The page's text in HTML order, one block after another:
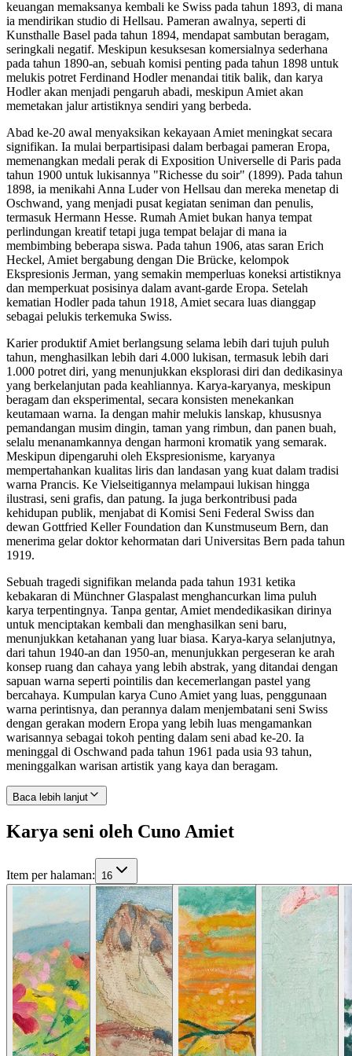
keuangan memaksanya kembali ke Swiss pada tahun 1893, di mana
ia mendirikan studio di Hellsau. Pameran awalnya, seperti di
Kunsthalle Basel pada tahun 1894, mendapat sambutan beragam,
seringkali negatif. Meskipun kesuksesan komersialnya sederhana
pada tahun 1890-an, sebuah komisi penting pada tahun 1898 untuk
melukis potret Ferdinand Hodler menandai titik balik, dan karya
Hodler akan menjadi pengaruh abadi, meskipun Amiet akan
memetakan jalur artistiknya sendiri yang berbeda.
Abad ke-20 awal menyaksikan kekayaan Amiet meningkat secara
signifikan. Ia mulai berpartisipasi dalam berbagai pameran Eropa,
memenangkan medali perak di Exposition Universelle di Paris pada
tahun 1900 untuk lukisannya "Richesse du soir" (1899). Pada tahun
1898, ia menikahi Anna Luder von Hellsau dan mereka menetap di
Oschwand, yang menjadi pusat kegiatan seniman dan penulis,
termasuk Hermann Hesse. Rumah Amiet bukan hanya tempat
perlindungan kreatif tetapi juga tempat belajar di mana ia
membimbing beberapa siswa. Pada tahun 1906, atas saran Erich
Heckel, Amiet bergabung dengan Die Brücke, kelompok
Ekspresionis Jerman, yang semakin memperluas koneksi artistiknya
dan memperkuat posisinya dalam avant-garde Eropa. Setelah
kematian Hodler pada tahun 1918, Amiet secara luas dianggap
sebagai pelukis terkemuka Swiss.
Karier produktif Amiet berlangsung selama lebih dari tujuh puluh
tahun, menghasilkan lebih dari 4.000 lukisan, termasuk lebih dari
1.000 potret diri, yang menunjukkan eksplorasi diri dan dedikasinya
yang berkelanjutan pada keahliannya. Karya-karyanya, meskipun
beragam dan eksperimental, secara konsisten menekankan
keutamaan warna. Ia dengan mahir melukis lanskap, khususnya
pemandangan musim dingin, taman yang rimbun, dan panen buah,
selalu menanamkannya dengan harmoni kromatik yang semarak.
Meskipun dipengaruhi oleh Ekspresionisme, karyanya
mempertahankan kualitas liris dan landasan yang kuat dalam tradisi
warna Prancis. Ke Vielseitigannya melampaui lukisan hingga
ilustrasi, seni grafis, dan patung. Ia juga berkontribusi pada
kehidupan publik, menjabat di Komisi Seni Federal Swiss dan
dewan Gottfried Keller Foundation dan Kunstmuseum Bern, dan
menerima gelar doktor kehormatan dari Universitas Bern pada tahun
1919.
Sebuah tragedi signifikan melanda pada tahun 1931 ketika
kebakaran di Münchner Glaspalast menghancurkan lima puluh
karya terpentingnya. Tanpa gentar, Amiet mendedikasikan dirinya
untuk menciptakan kembali dan menghasilkan seni baru,
menunjukkan ketahanan yang luar biasa. Karya-karya selanjutnya,
dari tahun 1940-an dan 1950-an, menunjukkan pergeseran ke arah
konsep ruang dan cahaya yang lebih abstrak, yang ditandai dengan
sapuan warna seperti pointilis dan kecemerlangan pastel yang
bercahaya. Kumpulan karya Cuno Amiet yang luas, penggunaan
warna perintisnya, dan perannya dalam menjembatani seni Swiss
dengan gerakan modern Eropa yang lebih luas mengamankan
warisannya sebagai tokoh penting dalam seni abad ke-20. Ia
meninggal di Oschwand pada tahun 1961 pada usia 93 tahun,
meninggalkan warisan artistik yang kaya dan beragam.
Baca lebih lanjut
Karya seni oleh Cuno Amiet
Item per halaman: 16